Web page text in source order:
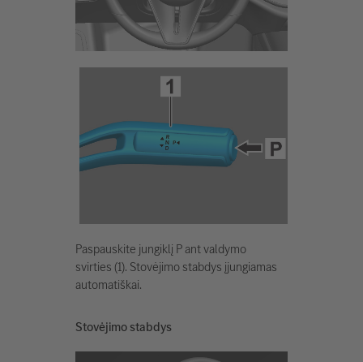
Paspauskite jungiklį P ant valdymo
svirties (1). Stovėjimo stabdys įjungiamas
automatiškai.
Stovėjimo stabdys